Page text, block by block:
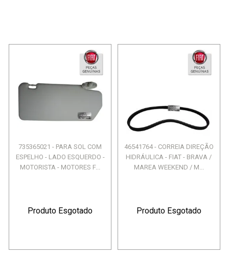
735365021 - PARA SOL COM
ESPELHO - LADO ESQUERDO -
MOTORISTA - MOTORES F...
Produto Esgotado
46541764 - CORREIA DIREÇÃO
HIDRÁULICA - FIAT - BRAVA /
MAREA WEEKEND / M...
Produto Esgotado